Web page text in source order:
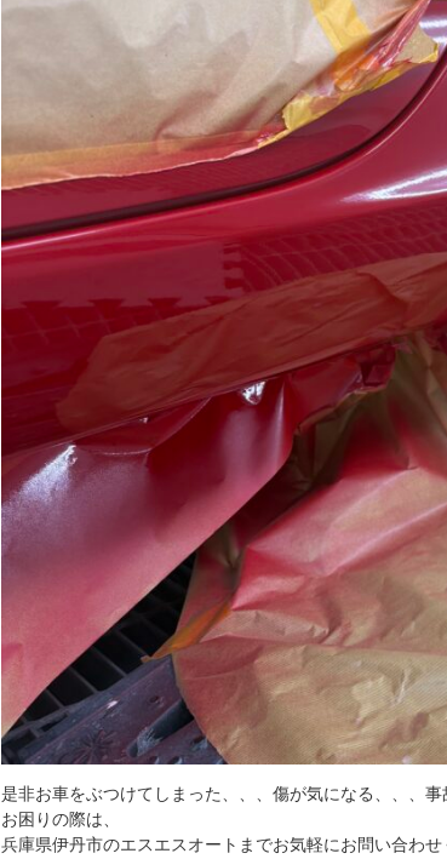
是非お車をぶつけてしまった、、、傷が気になる、、、
お困りの際は、
兵庫県伊丹市のエスエスオートまでお気軽にお問い合わせ